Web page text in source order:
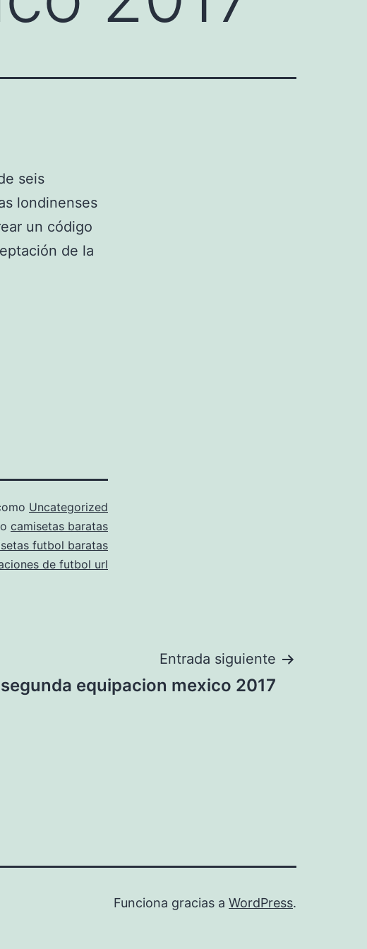
seis
londinenses
un código
de la
Uncategorized
camisetas baratas
futbol baratas
de futbol url
Entrada siguiente
segunda equipacion mexico 2017
Funciona gracias a WordPress.